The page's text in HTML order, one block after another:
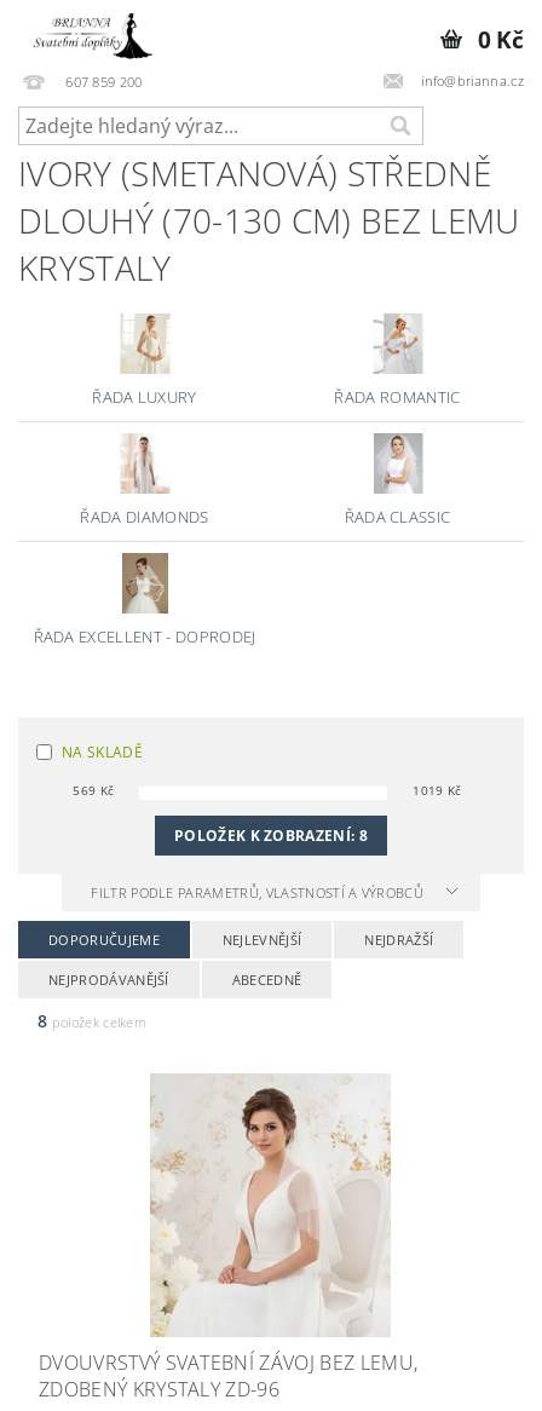
607 859 200 info@brianna.cz
0 Kč
IVORY (SMETANOVÁ) STŘEDNĚ
DLOUHÝ (70-130 CM) BEZ LEMU
KRYSTALY
ŘADA LUXURY ŘADA ROMANTIC
ŘADA DIAMONDS ŘADA CLASSIC
ŘADA EXCELLENT - DOPRODEJ
NA SKLADĚ
569 Kč 1019 Kč
POLOŽEK K ZOBRAZENÍ: 8
FILTR PODLE PARAMETRŮ, VLASTNOSTÍ A VÝROBCŮ
DOPORUČUJEME NEJLEVNĚJŠÍ NEJDRAŽŠÍ
NEJPRODÁVANĚJŠÍ ABECEDNĚ
8 položek celkem
DVOUVRSTVÝ SVATEBNÍ ZÁVOJ BEZ LEMU,
ZDOBENÝ KRYSTALY ZD-96